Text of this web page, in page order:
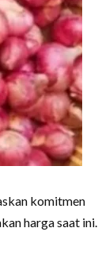
komitmen
harga saat ini.